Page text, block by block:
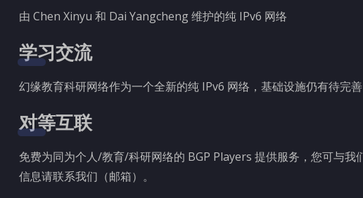
由 Chen Xinyu 和 Dai Yangcheng 维护的纯 IPv6 网络
学习交流
幻缘教育科研网络作为一个全新的纯 IPv6 网络，基础设施仍有待完
对等互联
免费为同为个人/教育/科研网络的 BGP Players 提供服务，您可与
信息请联系我们（邮箱）。